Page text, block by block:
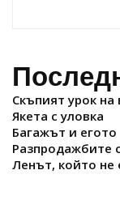
Скъпият урок на
Якета с уловка
Багажът и егото
Разпродажбите
Ленът, който не